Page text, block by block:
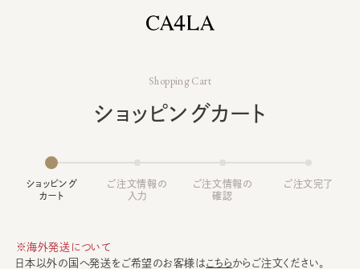
Shopping Cart
ショッピングカート
ショッピング
カート
ご注文情報の
入力
ご注文情報の
確認
ご注文完了
※海外発送について
日本以外の国へ発送をご希望のお客様はこちらからご注文ください。